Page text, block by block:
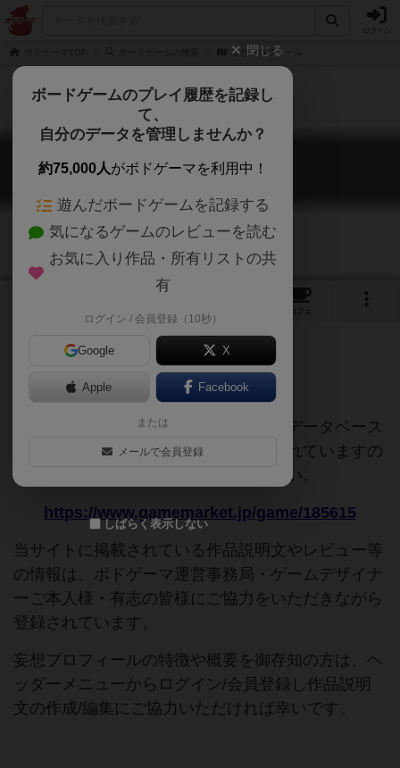
妄想プロフィール
妄想プロフィール
MANGA PROFILE
カフェ
ご協力ください
このページは情報が不足しています。データベース
追加申請時に以下の参考URLが入力されていますの
で、よろしければこちらもご覧ください。
https://www.gamemarket.jp/game/185615
当サイトに掲載されている作品説明文やレビュー等
の情報は、ボドゲーマ運営事務局・ゲームデザイナ
ーご本人様・有志の皆様にご協力をいただきながら
登録されています。
妄想プロフィールの特徴や概要を御存知の方は、ヘ
ッダーメニューからログイン/会員登録し作品説明
文の作成/編集にご協力いただければ幸いです。
閉じる
ボードゲームのプレイ履歴を記録し
て、
自分のデータを管理しませんか？
約75,000人がボドゲーマを利用中！
遊んだボードゲームを記録する
気になるゲームのレビューを読む
お気に入り作品・所有リストの共
有
ログイン / 会員登録（10秒）
Google X
Apple Facebook
または
メールで会員登録
しばらく表示しない